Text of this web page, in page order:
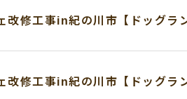
改修工事in紀の川市【ドッグラ
改修工事in紀の川市【ドッグラ